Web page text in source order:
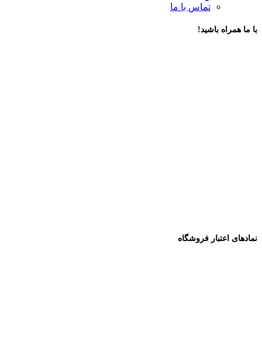
تماس با ما
با ما همراه باشید!
نمادهای اعتبار فروشگاه